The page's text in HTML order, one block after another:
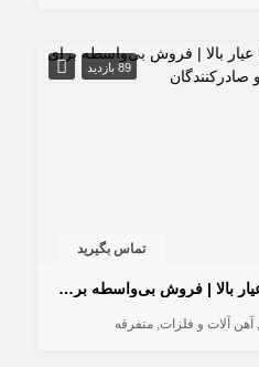
89 بازدید
تماس بگیرید
عرضه مستقیم گندله آهن با عیار بالا | فروش بی‌واسطه برای کارخانه‌ها و صادرکنندگان
آهن آلات و فلزات متفرقه